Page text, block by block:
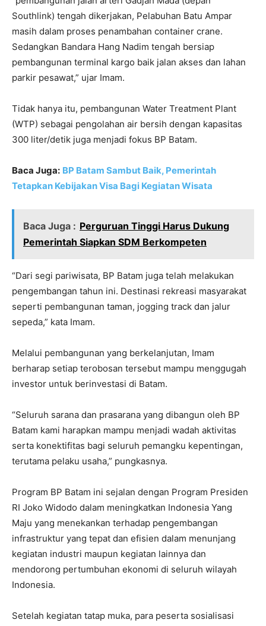
Southlink) tengah dikerjakan, Pelabuhan Batu Ampar
masih dalam proses penambahan container crane.
Sedangkan Bandara Hang Nadim tengah bersiap
pembangunan terminal kargo baik jalan akses dan lahan
parkir pesawat,” ujar Imam.
Tidak hanya itu, pembangunan Water Treatment Plant
(WTP) sebagai pengolahan air bersih dengan kapasitas
300 liter/detik juga menjadi fokus BP Batam.
Baca Juga: BP Batam Sambut Baik, Pemerintah
Tetapkan Kebijakan Visa Bagi Kegiatan Wisata
Baca Juga : Perguruan Tinggi Harus Dukung
Pemerintah Siapkan SDM Berkompeten
“Dari segi pariwisata, BP Batam juga telah melakukan
pengembangan tahun ini. Destinasi rekreasi masyarakat
seperti pembangunan taman, jogging track dan jalur
sepeda,” kata Imam.
Melalui pembangunan yang berkelanjutan, Imam
berharap setiap terobosan tersebut mampu menggugah
investor untuk berinvestasi di Batam.
“Seluruh sarana dan prasarana yang dibangun oleh BP
Batam kami harapkan mampu menjadi wadah aktivitas
serta konektifitas bagi seluruh pemangku kepentingan,
terutama pelaku usaha,” pungkasnya.
Program BP Batam ini sejalan dengan Program Presiden
RI Joko Widodo dalam meningkatkan Indonesia Yang
Maju yang menekankan terhadap pengembangan
infrastruktur yang tepat dan efisien dalam menunjang
kegiatan industri maupun kegiatan lainnya dan
mendorong pertumbuhan ekonomi di seluruh wilayah
Indonesia.
Setelah kegiatan tatap muka, para peserta sosialisasi